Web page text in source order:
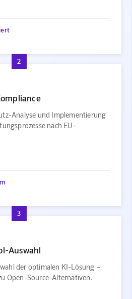
2
Analyse und Implementierung
nach EU-
3
Auswahl
der optimalen KI-Lösung –
Open-Source-Alternativen.